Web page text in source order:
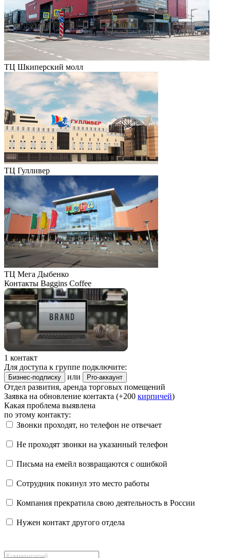
ТЦ Шкиперский молл
ТЦ Гулливер
ТЦ Мега Дыбенко
Контакты Baggins Coffee
1 контакт
Для доступа к группе подключите:
Бизнес-подписку или Pro-аккаунт
Отдел развития, аренда торговых помещений
Заявка на обновление контакта (+200 кирпичей)
Какая проблема выявлена
по этому контакту:
Звонки проходят, но телефон не отвечает
Не проходят звонки на указанный телефон
Письма на емейл возвращаются с ошибкой
Сотрудник покинул это место работы
Компания прекратила свою деятельность в России
Нужен контакт другого отдела